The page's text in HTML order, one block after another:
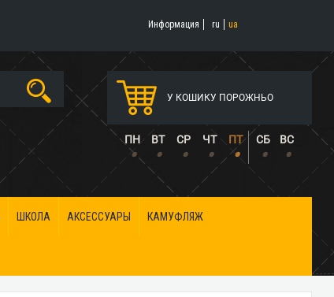
Информация ru ua
У КОШИКУ ПОРОЖНЬО
ПН ВТ СР ЧТ ПТ СБ ВС
• • • • • • •
ШКОЛА АКСЕССУАРЫ КАМУФЛЯЖ